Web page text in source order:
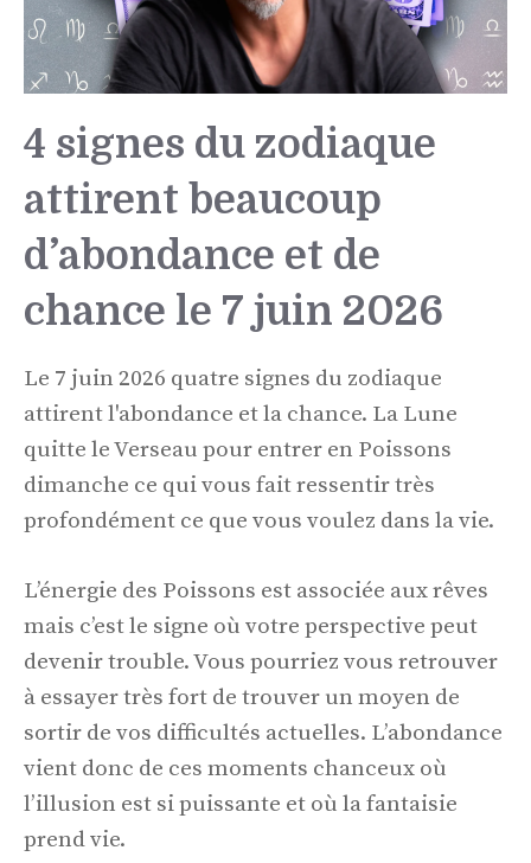
4 signes du zodiaque
attirent beaucoup
d’abondance et de
chance le 7 juin 2026
Le 7 juin 2026 quatre signes du zodiaque
attirent l'abondance et la chance. La Lune
quitte le Verseau pour entrer en Poissons
dimanche ce qui vous fait ressentir très
profondément ce que vous voulez dans la vie.
L’énergie des Poissons est associée aux rêves
mais c’est le signe où votre perspective peut
devenir trouble. Vous pourriez vous retrouver
à essayer très fort de trouver un moyen de
sortir de vos difficultés actuelles. L’abondance
vient donc de ces moments chanceux où
l’illusion est si puissante et où la fantaisie
prend vie.